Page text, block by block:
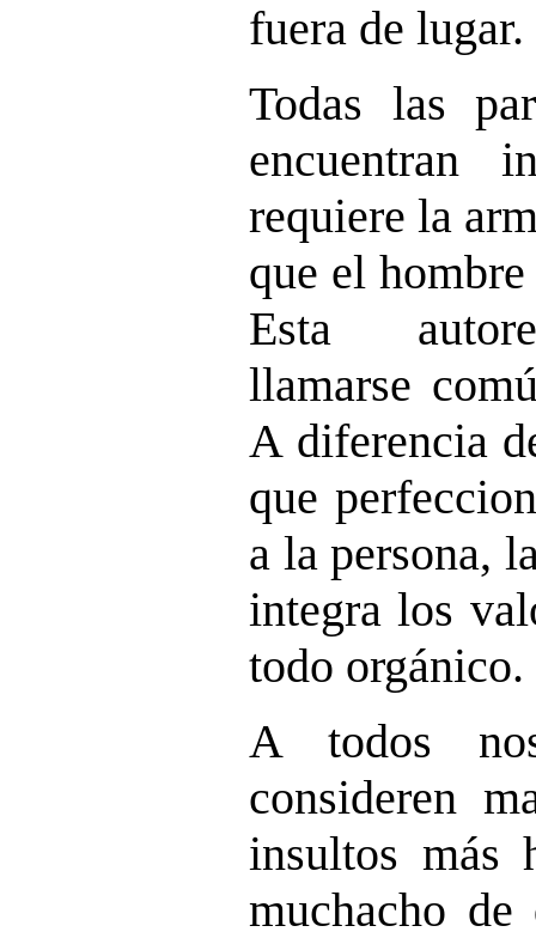
fuera de lugar.
Todas las
encuentran
requiere la
que el
Esta
llamarse
A diferencia
que
a la persona,
integra los
todo orgánico.
A todos
consideren
insultos más
muchacho